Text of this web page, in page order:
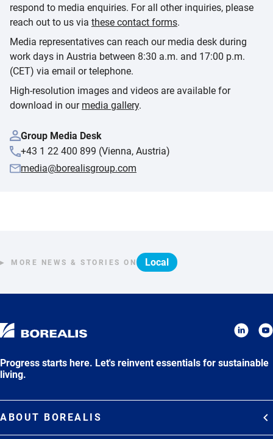
respond to media enquiries. For all other inquiries, please
reach out to us via these contact forms.
Media representatives can reach our media desk during
work days in Austria between 8:30 a.m. and 17:00 p.m.
(CET) via email or telephone.
High-resolution images and videos are available for
download in our media gallery.
Group Media Desk
+43 1 22 400 899 (Vienna, Austria)
media@borealisgroup.com
MORE NEWS & STORIES ON Local
Progress starts here. Let's reinvent essentials for sustainable
living.
ABOUT BOREALIS